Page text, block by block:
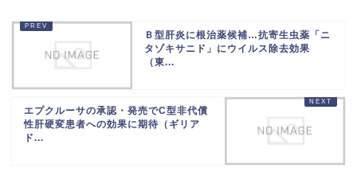
Ｂ型肝炎に根治薬候補…抗寄生虫薬「ニ
タゾキサニド」にウイルス除去効果
（東...
エプクルーサの承認・発売でC型非代償
性肝硬変患者への効果に期待（ギリア
ド...